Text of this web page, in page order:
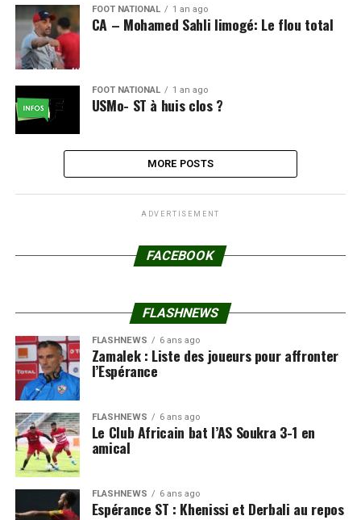
FOOT NATIONAL 1 an ago
CA – Mohamed Sahli limogé: Le flou total
FOOT NATIONAL 1 an ago
USMo- ST à huis clos ?
MORE POSTS
ADVERTISEMENT
FACEBOOK
FLASHNEWS
FLASHNEWS 6 ans ago
Zamalek : Liste des joueurs pour affronter
l’Espérance
FLASHNEWS 6 ans ago
Le Club Africain bat l’AS Soukra 3-1 en
amical
FLASHNEWS 6 ans ago
Espérance ST : Khenissi et Derbali au repos